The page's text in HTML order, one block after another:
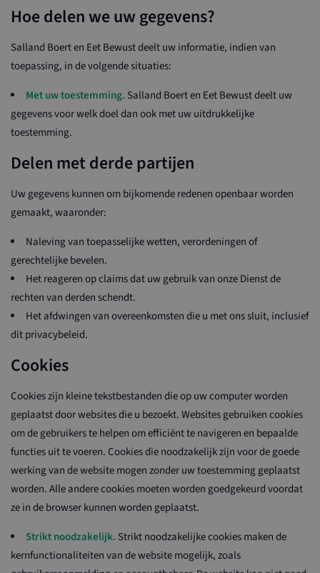
Hoe delen we uw gegevens?
Salland Boert en Eet Bewust deelt uw informatie, indien van
toepassing, in de volgende situaties:
Met uw toestemming. Salland Boert en Eet Bewust deelt uw
gegevens voor welk doel dan ook met uw uitdrukkelijke
toestemming.
Delen met derde partijen
Uw gegevens kunnen om bijkomende redenen openbaar worden
gemaakt, waaronder:
Naleving van toepasselijke wetten, verordeningen of
gerechtelijke bevelen.
Het reageren op claims dat uw gebruik van onze Dienst de
rechten van derden schendt.
Het afdwingen van overeenkomsten die u met ons sluit, inclusief
dit privacybeleid.
Cookies
Cookies zijn kleine tekstbestanden die op uw computer worden
geplaatst door websites die u bezoekt. Websites gebruiken cookies
om de gebruikers te helpen om efficiënt te navigeren en bepaalde
functies uit te voeren. Cookies die noodzakelijk zijn voor de goede
werking van de website mogen zonder uw toestemming geplaatst
worden. Alle andere cookies moeten worden goedgekeurd voordat
ze in de browser kunnen worden geplaatst.
Strikt noodzakelijk. Strikt noodzakelijke cookies maken de
kernfunctionaliteiten van de website mogelijk, zoals